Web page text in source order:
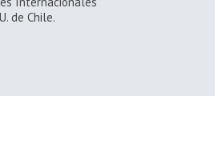
de Chile.